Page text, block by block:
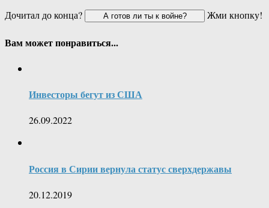
Дочитал до конца?
Жми кнопку!
Вам может понравиться...
Инвесторы бегут из США
26.09.2022
Россия в Сирии вернула статус сверхдержавы
20.12.2019